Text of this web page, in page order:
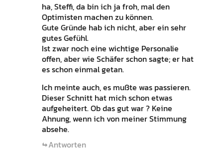
ha, Steffi, da bin ich ja froh, mal den
Optimisten machen zu können.
Gute Gründe hab ich nicht, aber ein sehr
gutes Gefühl.
Ist zwar noch eine wichtige Personalie
offen, aber wie Schäfer schon sagte; er hat
es schon einmal getan.
Ich meinte auch, es mußte was passieren.
Dieser Schnitt hat mich schon etwas
aufgeheitert. Ob das gut war ? Keine
Ahnung, wenn ich von meiner Stimmung
absehe.
Antworten